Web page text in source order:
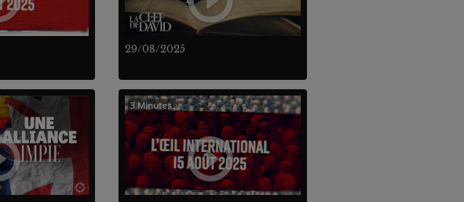
29/08/2025
3 Minutes